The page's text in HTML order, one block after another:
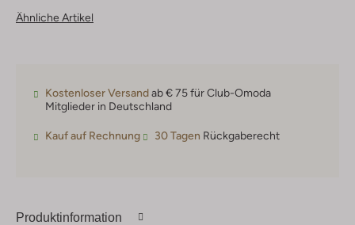
Ähnliche Artikel
Kostenloser Versandab € 75 für Club-Omoda
Mitglieder in Deutschland
Kauf auf Rechnung 30 Tagen Rückgaberecht
Produktinformation